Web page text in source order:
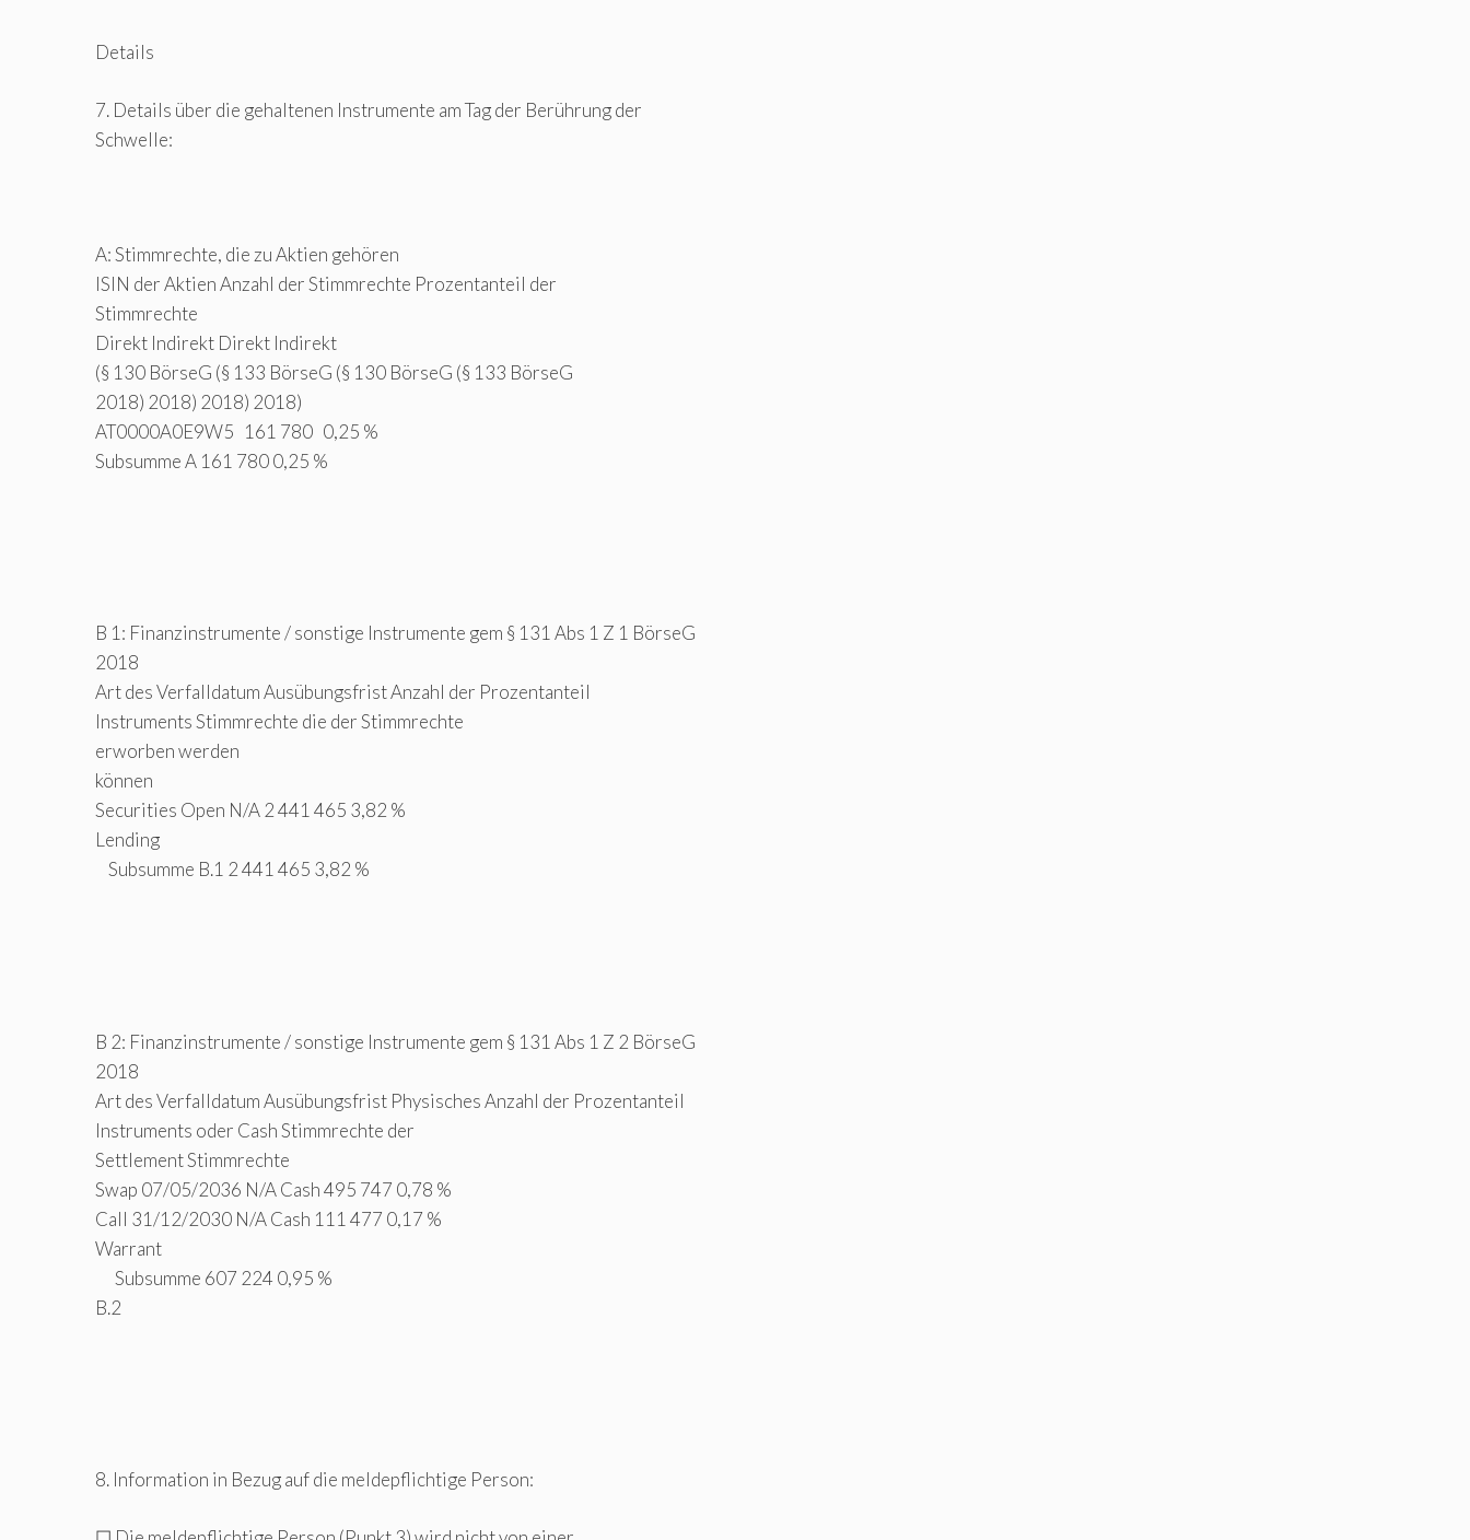
Details
7. Details über die gehaltenen Instrumente am Tag der Berührung der
Schwelle:
A: Stimmrechte, die zu Aktien gehören
ISIN der Aktien Anzahl der Stimmrechte Prozentanteil der
Stimmrechte
Direkt Indirekt Direkt Indirekt
(§ 130 BörseG (§ 133 BörseG (§ 130 BörseG (§ 133 BörseG
2018) 2018) 2018) 2018)
AT0000A0E9W5 161 780 0,25 %
Subsumme A 161 780 0,25 %
B 1: Finanzinstrumente / sonstige Instrumente gem § 131 Abs 1 Z 1 BörseG
2018
Art des Verfalldatum Ausübungsfrist Anzahl der Prozentanteil
Instruments Stimmrechte die der Stimmrechte
erworben werden
können
Securities Open N/A 2 441 465 3,82 %
Lending
Subsumme B.1 2 441 465 3,82 %
B 2: Finanzinstrumente / sonstige Instrumente gem § 131 Abs 1 Z 2 BörseG
2018
Art des Verfalldatum Ausübungsfrist Physisches Anzahl der Prozentanteil
Instruments oder Cash Stimmrechte der
Settlement Stimmrechte
Swap 07/05/2036 N/A Cash 495 747 0,78 %
Call 31/12/2030 N/A Cash 111 477 0,17 %
Warrant
Subsumme 607 224 0,95 %
B.2
8. Information in Bezug auf die meldepflichtige Person: